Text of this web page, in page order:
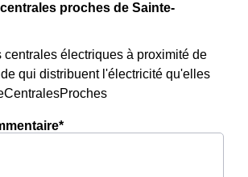
proches de Sainte-
centrales électriques à proximité de
qui distribuent l'électricité qu'elles